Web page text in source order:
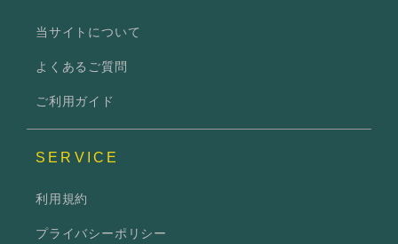
当サイトについて
よくあるご質問
ご利用ガイド
SERVICE
利用規約
プライバシーポリシー